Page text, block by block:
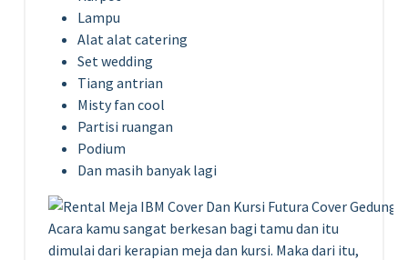
Lampu
Alat alat catering
Set wedding
Tiang antrian
Misty fan cool
Partisi ruangan
Podium
Dan masih banyak lagi
Acara kamu sangat berkesan bagi tamu dan itu
dimulai dari kerapian meja dan kursi. Maka dari itu,